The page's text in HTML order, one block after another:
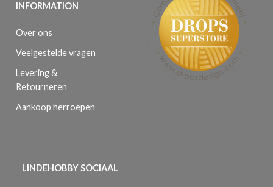
INFORMATION
Over ons
Veelgestelde vragen
Levering &
Retourneren
Aankoop herroepen
LINDEHOBBY SOCIAAL